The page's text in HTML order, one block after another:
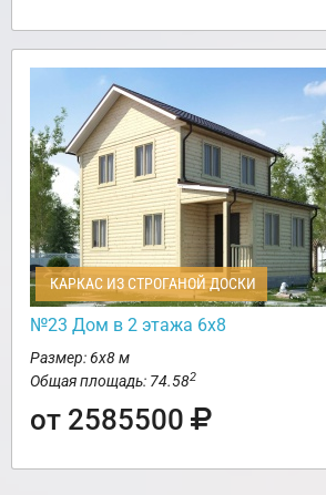
КАРКАС ИЗ СТРОГАНОЙ ДОСКИ
№23 Дом в 2 этажа 6х8
Размер: 6х8 м
Общая площадь: 74.582
от 2585500